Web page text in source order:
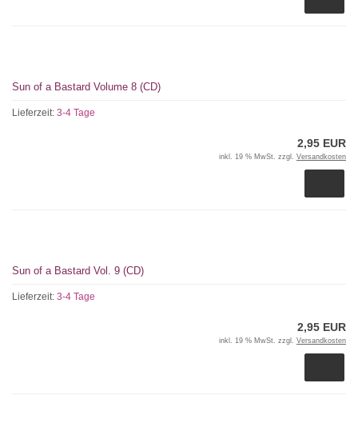
Sun of a Bastard Volume 8 (CD)
Lieferzeit: 3-4 Tage
2,95 EUR
inkl. 19 % MwSt. zzgl. Versandkosten
Sun of a Bastard Vol. 9 (CD)
Lieferzeit: 3-4 Tage
2,95 EUR
inkl. 19 % MwSt. zzgl. Versandkosten